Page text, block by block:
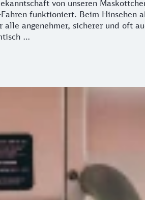
von unseren
funktioniert. Beim Hinsehen
angenehmer, sicherer und oft
…